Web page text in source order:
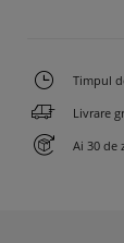
Timpul
Livrare
Ai 30 de